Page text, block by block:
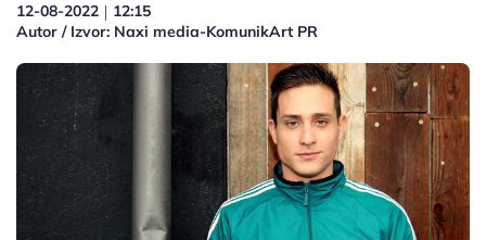
12-08-2022 | 12:15
Autor / Izvor: Naxi media-KomunikArt PR